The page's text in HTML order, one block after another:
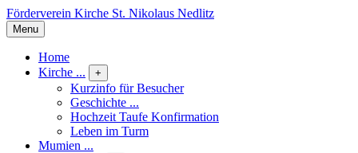
Förderverein Kirche St. Nikolaus Nedlitz
Menu
Home
Kirche ...
+
Kurzinfo für Besucher
Geschichte ...
Hochzeit Taufe Konfirmation
Leben im Turm
Mumien ...